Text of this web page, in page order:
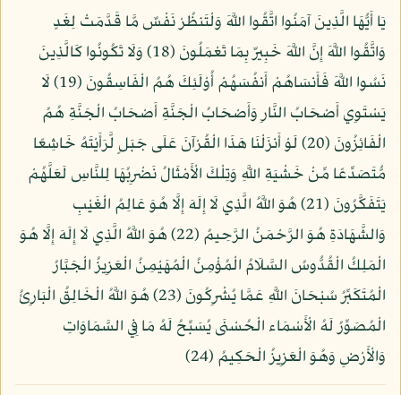
يَا أَيُّهَا الَّذِينَ آمَنُوا اتَّقُوا اللَّهَ وَلْتَنظُرْ نَفْسٌ مَّا قَدَّمَتْ لِغَدٍ
وَاتَّقُوا اللَّهَ إِنَّ اللَّهَ خَبِيرٌ بِمَا تَعْمَلُونَ (18) وَلَا تَكُونُوا كَالَّذِينَ
نَسُوا اللَّهَ فَأَنسَاهُمْ أَنفُسَهُمْ أُوْلَئِكَ هُمُ الْفَاسِقُونَ (19) لَا
يَسْتَوِي أَصْحَابُ النَّارِ وَأَصْحَابُ الْجَنَّةِ أَصْحَابُ الْجَنَّةِ هُمُ
الْفَائِزُونَ (20) لَوْ أَنزَلْنَا هَذَا الْقُرْآنَ عَلَى جَبَلٍ لَّرَأَيْتَهُ خَاشِعًا
مُّتَصَدِّعًا مِّنْ خَشْيَةِ اللَّهِ وَتِلْكَ الْأَمْثَالُ نَضْرِبُهَا لِلنَّاسِ لَعَلَّهُمْ
يَتَفَكَّرُونَ (21) هُوَ اللَّهُ الَّذِي لَا إِلَهَ إِلَّا هُوَ عَالِمُ الْغَيْبِ
وَالشَّهَادَةِ هُوَ الرَّحْمَنُ الرَّحِيمُ (22) هُوَ اللَّهُ الَّذِي لَا إِلَهَ إِلَّا هُوَ
الْمَلِكُ الْقُدُّوسُ السَّلَامُ الْمُؤْمِنُ الْمُهَيْمِنُ الْعَزِيزُ الْجَبَّارُ
الْمُتَكَبِّرُ سُبْحَانَ اللَّهِ عَمَّا يُشْرِكُونَ (23) هُوَ اللَّهُ الْخَالِقُ الْبَارِئُ
الْمُصَوِّرُ لَهُ الْأَسْمَاء الْحُسْنَى يُسَبِّحُ لَهُ مَا فِي السَّمَاوَاتِ
وَالْأَرْضِ وَهُوَ الْعَزِيزُ الْحَكِيمُ (24)